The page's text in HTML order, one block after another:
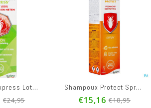
Shampoux Express Lotion 100ml
€24,95
Shampoux Protect Spray 100ml
€15,16 €18,95